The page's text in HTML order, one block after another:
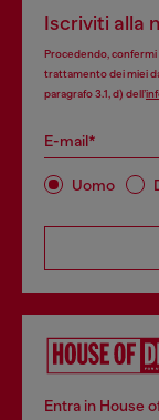
Iscriviti alla
Procedendo, confermi
trattamento dei miei
paragrafo 3.1, d) dell’
E-mail*
Uomo
Entra in House